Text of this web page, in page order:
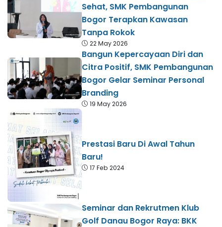
Sehat, SMK Pembangunan
Bogor Terapkan Kawasan
Tanpa Rokok
22 May 2026
Bangun Kepercayaan Diri dan
Citra Positif, SMK Pembangunan
Bogor Gelar Seminar Personal
Branding
19 May 2026
Prestasi Baru Di Awal Tahun
Baru!
17 Feb 2024
Seminar dan Rekrutmen Klub
Golf Danau Bogor Raya: BKK